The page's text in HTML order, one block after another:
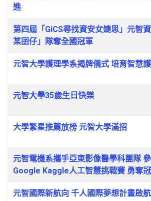
進
第四屆「GiCS尋找資安女婕思」元智
某囝仔」隊奪全國冠軍
元智大學護理學系揭牌儀式 培育智慧
元智大學35歲生日快樂
大學繁星推薦放榜 元智大學滿招
元智電機系攜手亞東影像醫學科團隊
Google Kaggle人工智慧挑戰賽 勇奪
元智國際新航向 千人國際夢想計畫啟航